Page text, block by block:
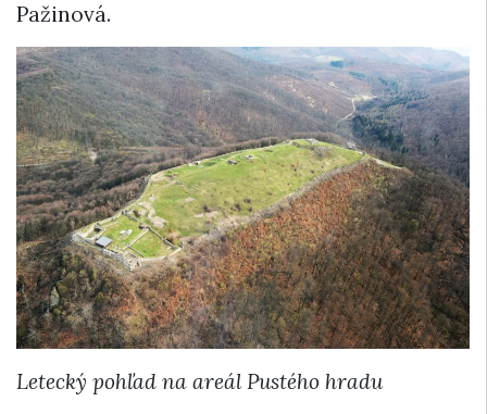
Pažinová.
Letecký pohľad na areál Pustého hradu